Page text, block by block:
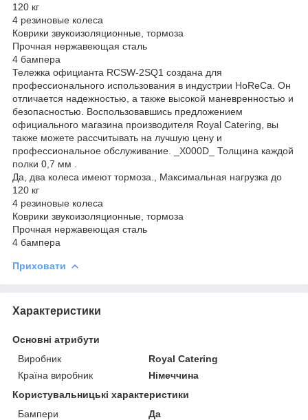
120 кг
4 резиновые колеса
Коврики звукоизоляционные, тормоза
Прочная нержавеющая сталь
4 бампера
Тележка официанта RCSW-2SQ1 создана для
профессионального использования в индустрии HoReCa. Он
отличается надежностью, а также высокой маневренностью и
безопасностью. Воспользовавшись предложением
официального магазина производителя Royal Catering, вы
также можете рассчитывать на лучшую цену и
профессиональное обслуживание. _X000D_ Толщина каждой
полки 0,7 мм .
Да, два колеса имеют тормоза., Максимальная нагрузка до
120 кг
4 резиновые колеса
Коврики звукоизоляционные, тормоза
Прочная нержавеющая сталь
4 бампера
Приховати
Характеристики
Основні атрибути
Виробник
Royal Catering
Країна виробник
Німеччина
Користувальницькі характеристики
Бампери
Да